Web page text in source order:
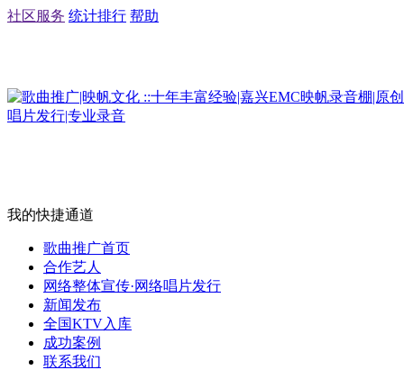
社区服务 统计排行 帮助
我的快捷通道
歌曲推广首页
合作艺人
网络整体宣传·网络唱片发行
新闻发布
全国KTV入库
成功案例
联系我们